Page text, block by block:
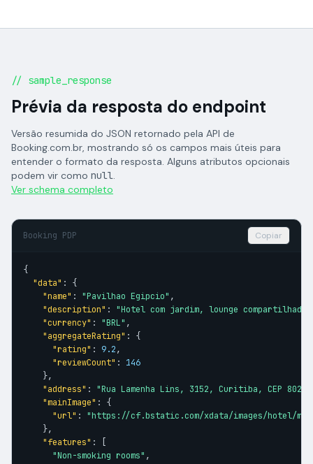
// sample_response
Prévia da resposta do endpoint
Versão resumida do JSON retornado pela API de
Booking.com.br, mostrando só os campos mais úteis para
entender o formato da resposta. Alguns atributos opcionais
podem vir como null.
Ver schema completo
Booking PDP Copiar
{
"data" : {
"name" : "Pavilhao Egipcio" ,
"description" : "Hotel com jardim, lounge
"currency" : "BRL" ,
"aggregateRating" : {
"rating" : 9.2,
"reviewCount" : 146
    },
"address" : "Rua Lamenha Lins, 3152, Curitiba, CEP
"mainImage" : {
"url" : "https://cf.bstatic.com/xdata/images/hotel/
    },
"features" : [
"Non-smoking rooms" ,